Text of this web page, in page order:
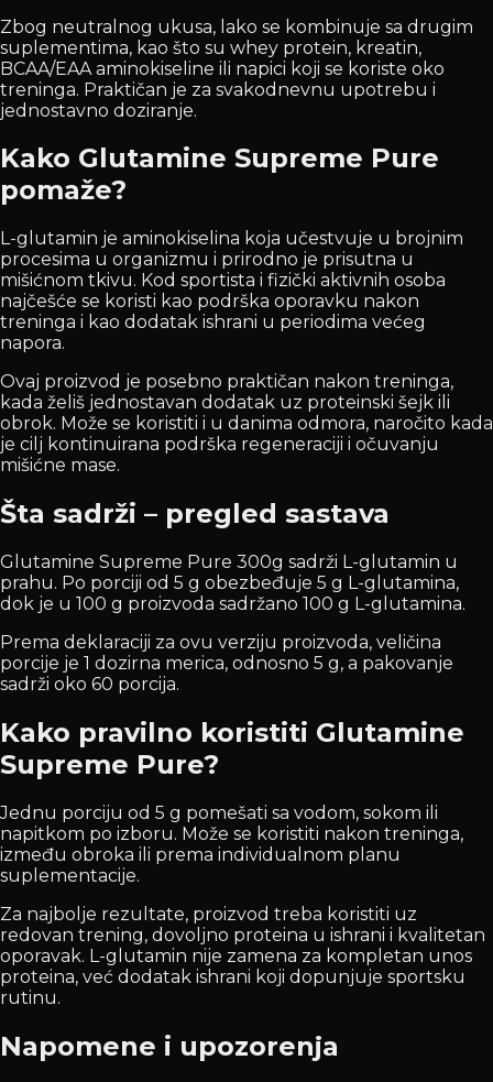
Zbog neutralnog ukusa, lako se kombinuje sa drugim
suplementima, kao što su whey protein, kreatin,
BCAA/EAA aminokiseline ili napici koji se koriste oko
treninga. Praktičan je za svakodnevnu upotrebu i
jednostavno doziranje.
Kako Glutamine Supreme Pure
pomaže?
L-glutamin je aminokiselina koja učestvuje u brojnim
procesima u organizmu i prirodno je prisutna u
mišićnom tkivu. Kod sportista i fizički aktivnih osoba
najčešće se koristi kao podrška oporavku nakon
treninga i kao dodatak ishrani u periodima većeg
napora.
Ovaj proizvod je posebno praktičan nakon treninga,
kada želiš jednostavan dodatak uz proteinski šejk ili
obrok. Može se koristiti i u danima odmora, naročito kada
je cilj kontinuirana podrška regeneraciji i očuvanju
mišićne mase.
Šta sadrži – pregled sastava
Glutamine Supreme Pure 300g sadrži L-glutamin u
prahu. Po porciji od 5 g obezbeđuje 5 g L-glutamina,
dok je u 100 g proizvoda sadržano 100 g L-glutamina.
Prema deklaraciji za ovu verziju proizvoda, veličina
porcije je 1 dozirna merica, odnosno 5 g, a pakovanje
sadrži oko 60 porcija.
Kako pravilno koristiti Glutamine
Supreme Pure?
Jednu porciju od 5 g pomešati sa vodom, sokom ili
napitkom po izboru. Može se koristiti nakon treninga,
između obroka ili prema individualnom planu
suplementacije.
Za najbolje rezultate, proizvod treba koristiti uz
redovan trening, dovoljno proteina u ishrani i kvalitetan
oporavak. L-glutamin nije zamena za kompletan unos
proteina, već dodatak ishrani koji dopunjuje sportsku
rutinu.
Napomene i upozorenja